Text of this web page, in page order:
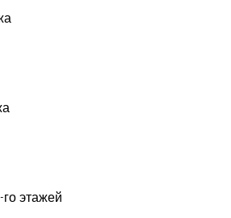
этажей